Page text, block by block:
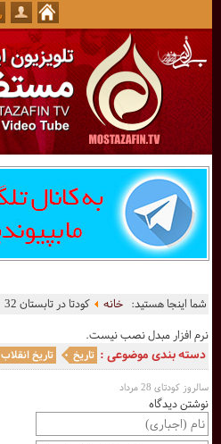
شما اینجا هستید:خانه
کودتا در تابستان 32
نرم افزار مبدل نصب نیست.
دسته بندی موضوعی : تاریخ تاریخ انقلاب
سالروز کودتای 28 مرداد
نوشتن دیدگاه